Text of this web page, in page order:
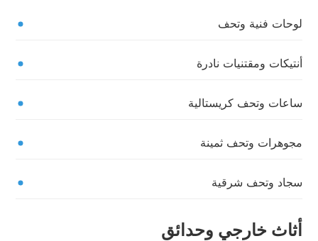
لوحات فنية وتحف
أنتيكات ومقتنيات نادرة
ساعات وتحف كريستالية
مجوهرات وتحف ثمينة
سجاد وتحف شرقية
أثاث خارجي وحدائق